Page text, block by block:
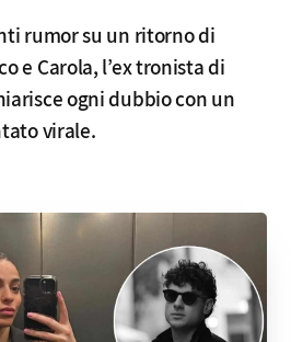
rumor su un ritorno di
e Carola, l’ex tronista di
ogni dubbio con un
virale.